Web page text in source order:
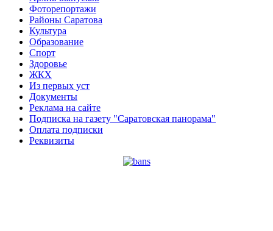
Фоторепортажи
Районы Саратова
Культура
Образование
Спорт
Здоровье
ЖКХ
Из пеpвых уст
Документы
Реклама на сайте
Подписка на газету "Саратовская панорама"
Оплата подписки
Реквизиты